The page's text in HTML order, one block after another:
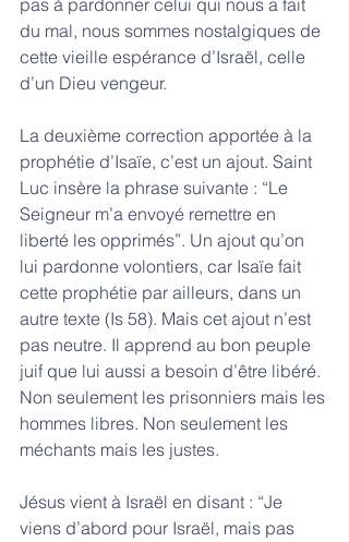
pas à pardonner celui qui nous a fait
du mal, nous sommes nostalgiques de
cette vieille espérance d’Israël, celle
d’un Dieu vengeur.
La deuxième correction apportée à la
prophétie d’Isaïe, c’est un ajout. Saint
Luc insère la phrase suivante : “Le
Seigneur m’a envoyé remettre en
liberté les opprimés”. Un ajout qu’on
lui pardonne volontiers, car Isaïe fait
cette prophétie par ailleurs, dans un
autre texte (Is 58). Mais cet ajout n’est
pas neutre. Il apprend au bon peuple
juif que lui aussi a besoin d’être libéré.
Non seulement les prisonniers mais les
hommes libres. Non seulement les
méchants mais les justes.
Jésus vient à Israël en disant : “Je
viens d’abord pour Israël, mais pas